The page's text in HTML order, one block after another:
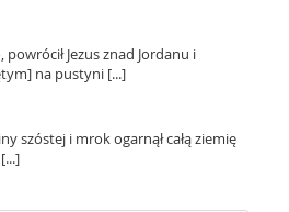
powrócił Jezus znad Jordanu i
na pustyni [...]
szóstej i mrok ogarnął całą ziemię